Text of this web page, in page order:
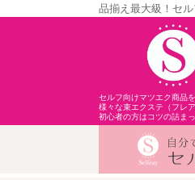
品揃え最大級！セ
セルフ向けマツエク商品
様々な束エクステ（フレ
初心者の方はコツの詰ま